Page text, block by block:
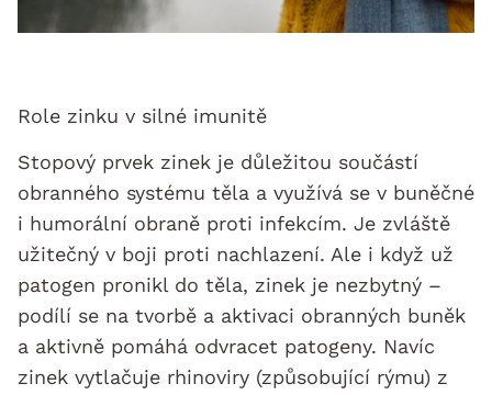
Role zinku v silné imunitě
Stopový prvek zinek je důležitou součástí
obranného systému těla a využívá se v buněčné
i humorální obraně proti infekcím. Je zvláště
užitečný v boji proti nachlazení. Ale i když už
patogen pronikl do těla, zinek je nezbytný –
podílí se na tvorbě a aktivaci obranných buněk
a aktivně pomáhá odvracet patogeny. Navíc
zinek vytlačuje rhinoviry (způsobující rýmu) z